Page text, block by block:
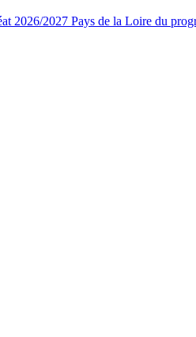
2026/2027 Pays de la Loire du